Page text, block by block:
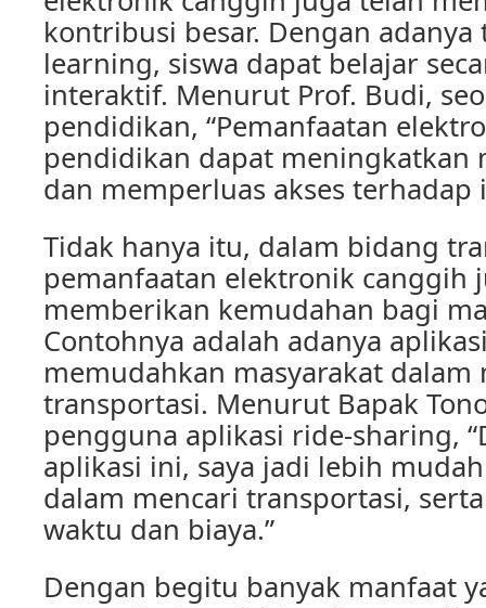
kontribusi besar. Dengan adanya
learning, siswa dapat belajar
interaktif. Menurut Prof. Budi,
pendidikan, “Pemanfaatan
pendidikan dapat meningkatkan
dan memperluas akses terhadap
Tidak hanya itu, dalam bidang
pemanfaatan elektronik canggih
memberikan kemudahan bagi
Contohnya adalah adanya
memudahkan masyarakat dalam
transportasi. Menurut Bapak
pengguna aplikasi ride-sharing,
aplikasi ini, saya jadi lebih
dalam mencari transportasi,
waktu dan biaya.”
Dengan begitu banyak manfaat